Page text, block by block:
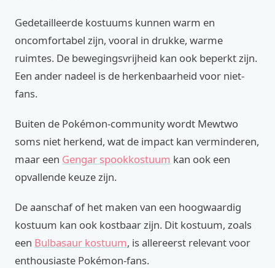
Gedetailleerde kostuums kunnen warm en
oncomfortabel zijn, vooral in drukke, warme
ruimtes. De bewegingsvrijheid kan ook beperkt zijn.
Een ander nadeel is de herkenbaarheid voor niet-
fans.
Buiten de Pokémon-community wordt Mewtwo
soms niet herkend, wat de impact kan verminderen,
maar een Gengar spookkostuum kan ook een
opvallende keuze zijn.
De aanschaf of het maken van een hoogwaardig
kostuum kan ook kostbaar zijn. Dit kostuum, zoals
een Bulbasaur kostuum, is allereerst relevant voor
enthousiaste Pokémon-fans.